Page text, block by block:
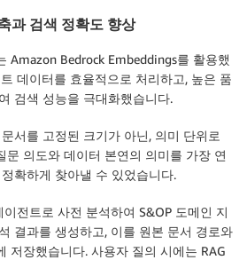
과 검색 정확도 향상
Amazon Bedrock Embeddings를 활용했
데이터를 효율적으로 처리하고, 높은 품
검색 성능을 극대화했습니다.
서를 고정된 크기가 아닌, 의미 단위로
문 의도와 데이터 본연의 의미를 가장 연
확하게 찾아낼 수 있었습니다.
전트로 사전 분석하여 S&OP 도메인 지
결과를 생성하고, 이를 원본 문서 경로와
저장했습니다. 사용자 질의 시에는 RAG